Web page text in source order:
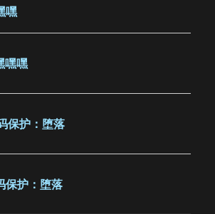
嘿
嘿嘿
保护：堕落
保护：堕落